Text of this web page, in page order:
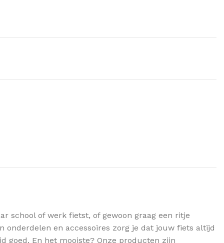
school of werk fietst, of gewoon graag een ritje
en accessoires zorg je dat jouw fiets altijd
goed. En het mooiste? Onze producten zijn